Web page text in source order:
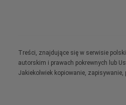
Treści, znajdujące się w serwisie
autorskim i prawach pokrewnych lub
Jakiekolwiek kopiowanie,